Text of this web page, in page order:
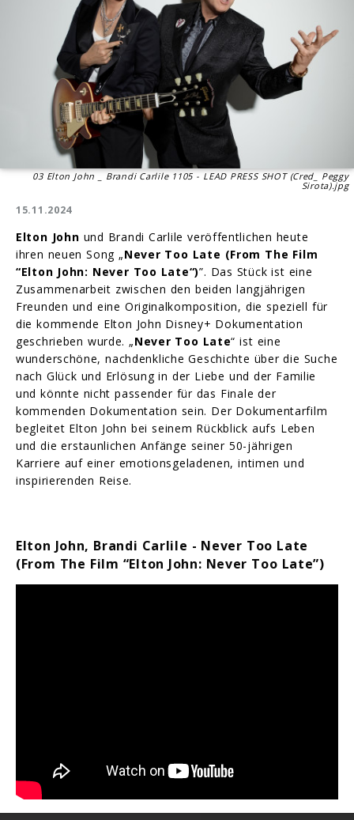
03 Elton John _ Brandi Carlile 1105 - LEAD PRESS SHOT (Cred_ Peggy
Sirota).jpg
15.11.2024
Elton John und Brandi Carlile veröffentlichen heute
ihren neuen Song „Never Too Late (From The Film
“Elton John: Never Too Late“)”. Das Stück ist eine
Zusammenarbeit zwischen den beiden langjährigen
Freunden und eine Originalkomposition, die speziell für
die kommende Elton John Disney+ Dokumentation
geschrieben wurde. „Never Too Late“ ist eine
wunderschöne, nachdenkliche Geschichte über die Suche
nach Glück und Erlösung in der Liebe und der Familie
und könnte nicht passender für das Finale der
kommenden Dokumentation sein. Der Dokumentarfilm
begleitet Elton John bei seinem Rückblick aufs Leben
und die erstaunlichen Anfänge seiner 50-jährigen
Karriere auf einer emotionsgeladenen, intimen und
inspirierenden Reise.
Elton John, Brandi Carlile - Never Too Late
(From The Film “Elton John: Never Too Late”)